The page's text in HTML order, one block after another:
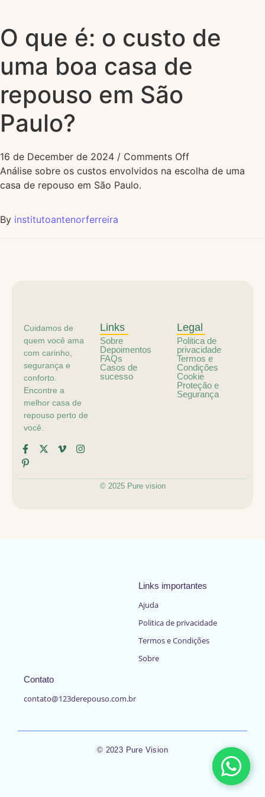
O que é: o custo de
uma boa casa de
repouso em São
Paulo?
16 de December de 2024 / Comments Off
Análise sobre os custos envolvidos na escolha de uma
casa de repouso em São Paulo.
By institutoantenorferreira
Cuidamos de
quem você ama
com carinho,
segurança e
conforto.
Encontre a
melhor casa de
repouso perto de
você.
Links
Sobre
Depoimentos
FAQs
Casos de
sucesso
Legal
Politica de
privacidade
Termos e
Condições
Cookie
Proteção e
Segurança
© 2025 Pure vision
Links importantes
Ajuda
Politica de privacidade
Termos e Condições
Sobre
Contato
contato@123derepouso.com.br
© 2023 Pure Vision